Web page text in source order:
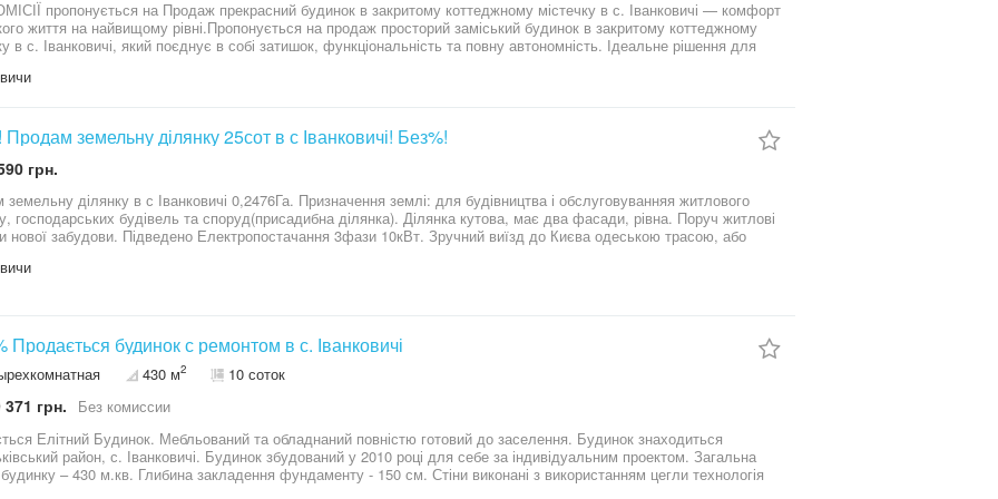
пропонується на Продаж прекрасний будинок в закритому коттеджному містечку в с. Іванковичі — комфорт
життя на найвищому рівні.Пропонується на продаж просторий заміський будинок в закритому коттеджному
в с. Іванковичі, який поєднує в собі затишок, функціональність та повну автономність. Ідеальне рішення для
території, що забезпечує приватність і простір для відпочинку.Планування:— 4 окремі кімнати—
ремонт— Повністю мебльований будинок— Вся необхідна побутова техніка— Телевізори— Пральна машина—
укомплектована кухня— Діючий камін для атмосферних вечорів— Вихід на простору терасуАвтономність та
Газопостачання— Власна свердловина— Інвертор— ГенераторБудинок створений для комфортного життя
Продам земельну ділянку 25сот в с Іванковичі! Без%!
грн.
ділянку в с Іванковичі 0,2476Га. Призначення землі: для будівництва і обслуговуванняя житлового
господарських будівель та споруд(присадибна ділянка). Ділянка кутова, має два фасади, рівна. Поруч житлові
нової забудови. Підведено Електропостачання 3фази 10кВт. Зручний виїзд до Києва одеською трасою, або
БЕЗ % Продається будинок с ремонтом в с. Іванковичі
430 м2 10 соток
371 грн.
Без комиссии
Будинок. Мебльований та обладнаний повністю готовий до заселення. Будинок знаходиться
Іванковичі. Будинок збудований у 2010 році для себе за індивідуальним проектом. Загальна
– 430 м.кв. Глибина закладення фундаменту - 150 см. Стіни виконані з використанням цегли технологія